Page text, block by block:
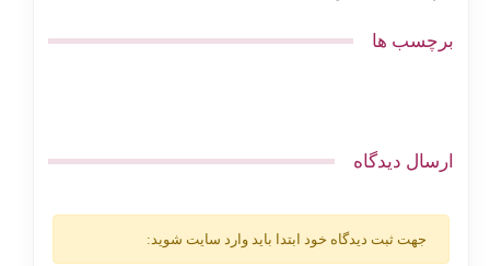
برچسب ها
ارسال دیدگاه
جهت ثبت دیدگاه خود ابتدا باید وارد سایت شوید: